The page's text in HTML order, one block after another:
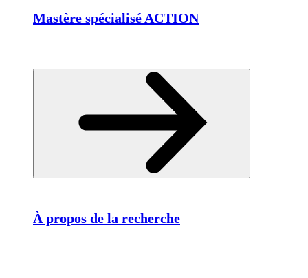
Mastère spécialisé ACTION
À propos de la recherche